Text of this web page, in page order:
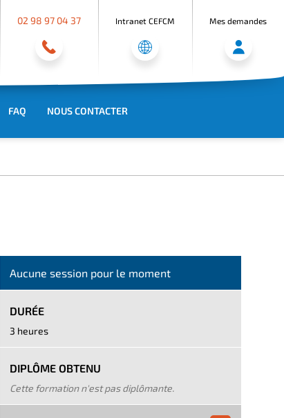
02 98 97 04 37 Intranet CEFCM Mes demandes
FAQ NOUS CONTACTER
Aucune session pour le moment
DURÉE
3 heures
DIPLÔME OBTENU
Cette formation n'est pas diplômante.